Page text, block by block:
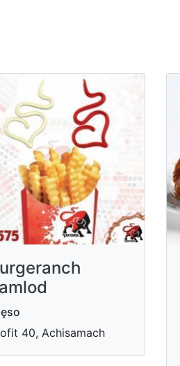
40, Achisamach